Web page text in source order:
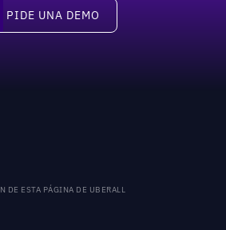
una demo
PIDE UNA DEMO
DE ESTA PÁGINA DE UBERALL